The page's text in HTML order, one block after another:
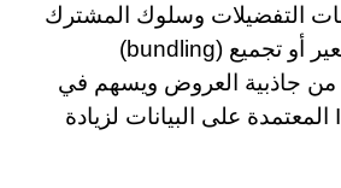
التفضيلات وسلوك المشترك
لتقديم خيارات تسعير أو تجميع (bundling)
جاذبية العروض ويسهم في
استراتيجيات IPTV المعتمدة على البيانات لزيادة